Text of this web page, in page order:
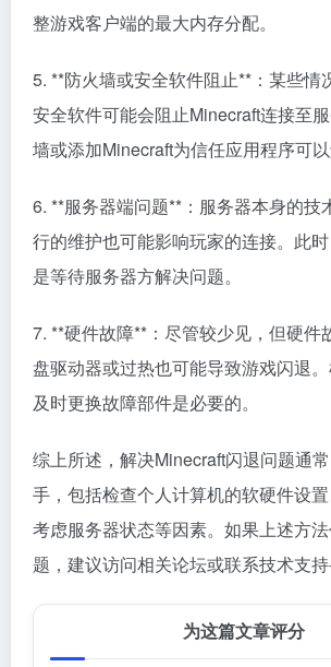
整游戏客户端的最大内存分配。
5. **防火墙或安全软件阻止**：某些情
安全软件可能会阻止Minecraft连接至
墙或添加Minecraft为信任应用程序可以
6. **服务器端问题**：服务器本身的技
行的维护也可能影响玩家的连接。此
是等待服务器方解决问题。
7. **硬件故障**：尽管较少见，但硬件
盘驱动器或过热也可能导致游戏闪退
及时更换故障部件是必要的。
综上所述，解决Minecraft闪退问题通
手，包括检查个人计算机的软硬件设
考虑服务器状态等因素。如果上述方
题，建议访问相关论坛或联系技术支
为这篇文章评分